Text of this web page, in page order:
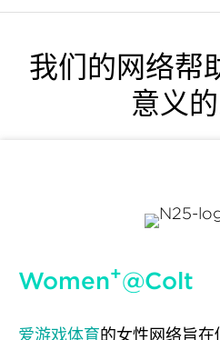
我们的网络帮
意义
Women+@Colt
爱游戏体育的女性网络旨在